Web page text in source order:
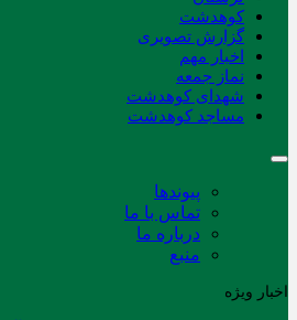
کوهدشت
گزارش تصویری
اخبار مهم
نماز جمعه
شهدای کوهدشت
مساجد کوهدشت
پیوندها
تماس با ما
درباره ما
منبع
اخبار ویژه